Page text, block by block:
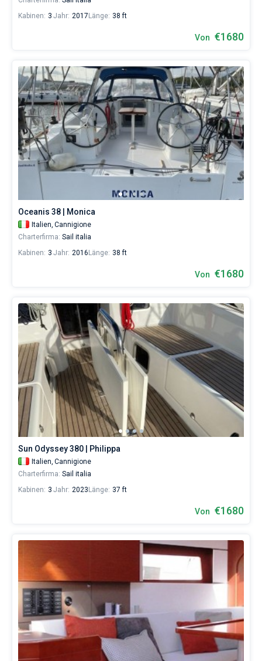
Kabinen: 3 Jahr: 2017 Länge: 38 ft
Von €1680
Oceanis 38 | Monica
Italien, Cannigione
Charterfirma: Sail italia
Kabinen: 3 Jahr: 2016 Länge: 38 ft
Von €1680
Sun Odyssey 380 | Philippa
Italien, Cannigione
Charterfirma: Sail italia
Kabinen: 3 Jahr: 2023 Länge: 37 ft
Von €1680